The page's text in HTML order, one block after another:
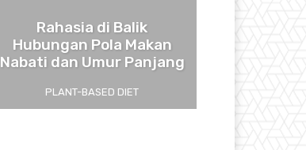
Rahasia di Balik
Hubungan Pola Makan
Nabati dan Umur Panjang
PLANT-BASED DIET